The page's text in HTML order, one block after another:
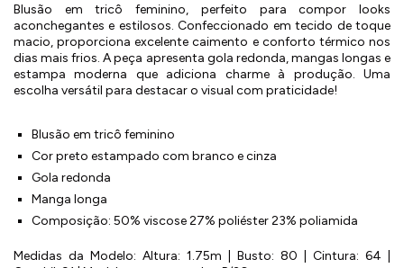
Blusão em tricô feminino, perfeito para compor looks
aconchegantes e estilosos. Confeccionado em tecido de toque
macio, proporciona excelente caimento e conforto térmico nos
dias mais frios. A peça apresenta gola redonda, mangas longas e
estampa moderna que adiciona charme à produção. Uma
escolha versátil para destacar o visual com praticidade!
Blusão em tricô feminino
Cor preto estampado com branco e cinza
Gola redonda
Manga longa
Composição: 50% viscose 27% poliéster 23% poliamida
Medidas da Modelo: Altura: 1.75m | Busto: 80 | Cintura: 64 |